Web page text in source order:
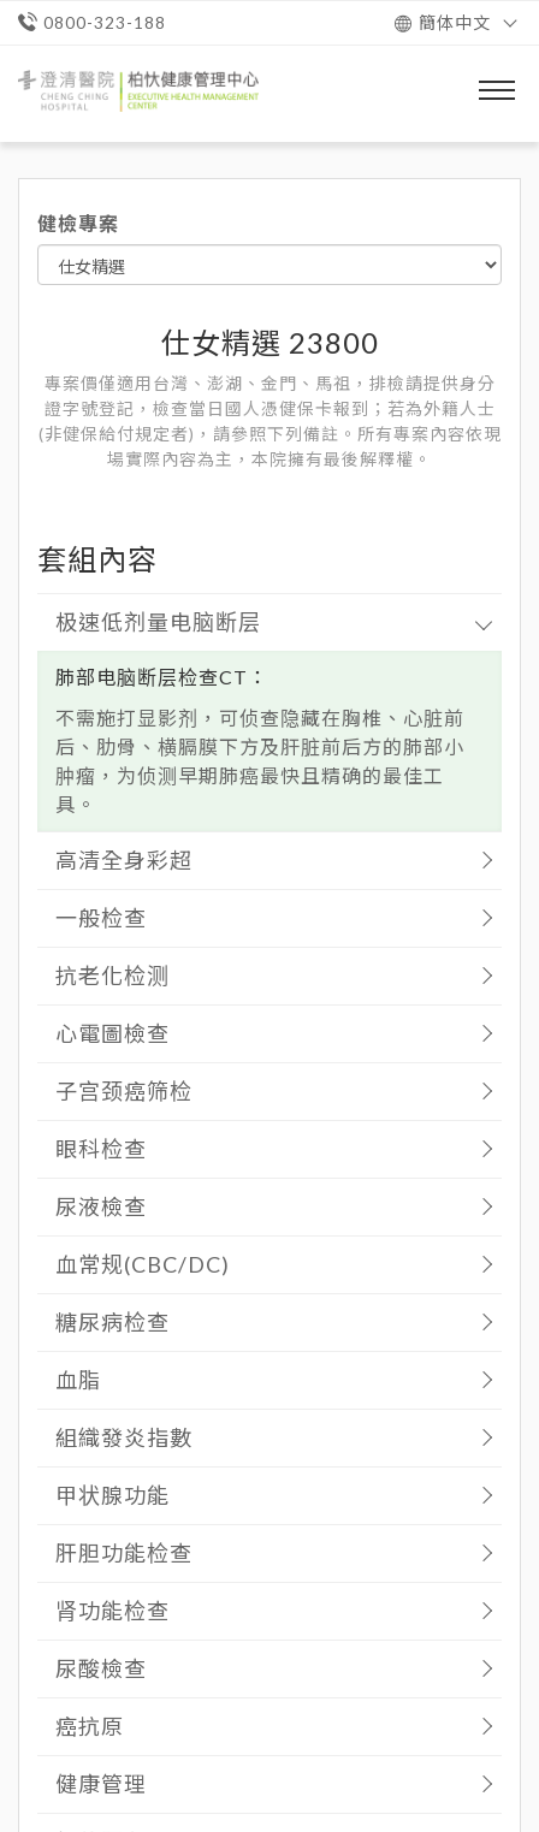
0800-323-188 簡体中文
清
院
健檢專案
仕女精選 23800
极速低剂量电脑断层
肺部电脑断层检查CT
不需施打显影剂，可侦查隐藏在胸椎、心脏前
后、肋骨、横膈膜下方及肝脏前后方的肺部小
肿瘤，为侦测早期肺癌最快且精确的最佳工
具。
高清全身彩超
一般检查
抗老化检测
心電圖檢查
子宫颈癌筛检
眼科检查
尿液檢查
血常规(CBC/DC)
糖尿病检查
血脂
組織發炎指數
甲状腺功能
肝胆功能检查
肾功能检查
尿酸檢查
癌抗原
健康管理